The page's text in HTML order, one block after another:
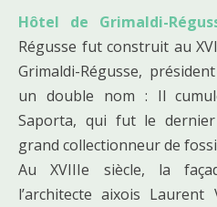
Hôtel de Grimaldi-
Régusse fut construit au
Grimaldi-Régusse,
un double nom : Il
Saporta, qui fut le
grand collectionneur de
Au XVIIIe siècle, la
l’architecte aixois